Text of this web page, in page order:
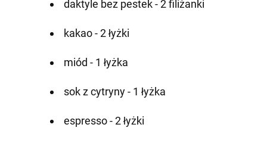
daktyle bez pestek - 2 filiżanki
kakao - 2 łyżki
miód - 1 łyżka
sok z cytryny - 1 łyżka
espresso - 2 łyżki